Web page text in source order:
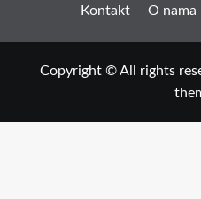
Kontakt O nama
Copyright © All rights